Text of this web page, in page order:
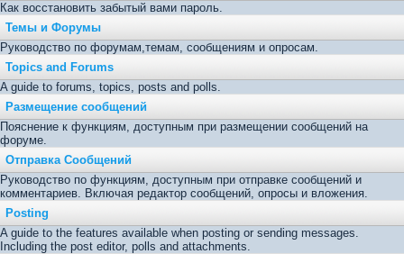
Как восстановить забытый вами пароль.
Темы и Форумы
Руководство по форумам,темам, сообщениям и опросам.
Topics and Forums
A guide to forums, topics, posts and polls.
Размещение сообщений
Пояснение к функциям, доступным при размещении сообщений на
форуме.
Отправка Сообщений
Руководство по функциям, доступным при отправке сообщений и
комментариев. Включая редактор сообщений, опросы и вложения.
Posting
A guide to the features available when posting or sending messages.
Including the post editor, polls and attachments.